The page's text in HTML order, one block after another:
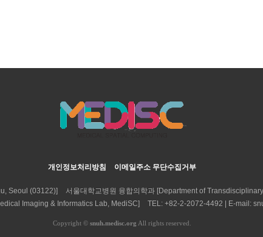
개인정보처리방침 이메일주소 무단수집거부
Seoul (03122)]
서울대학교병원 융합의학과 [Department of
Imaging & Informatics Lab, MediSC]
TEL: +82-2-2072-4492 | E-mail:
Copyright © snuh.medisc.org All rights reserved.